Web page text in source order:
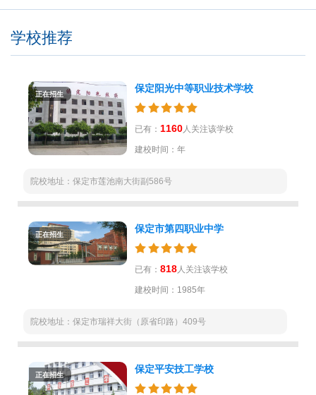
学校推荐
正在招生
保定阳光中等职业技术学校
已有： 1160人关注该学校
建校时间：年
院校地址：保定市莲池南大街副586号
正在招生
保定市第四职业中学
已有： 818人关注该学校
建校时间：1985年
院校地址：保定市瑞祥大街（原省印路）409号
正在招生
保定平安技工学校